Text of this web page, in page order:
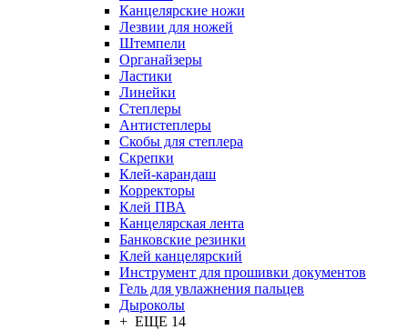
Канцелярские ножи
Лезвии для ножей
Штемпели
Органайзеры
Ластики
Линейки
Степлеры
Антистеплеры
Скобы для степлера
Скрепки
Клей-карандаш
Корректоры
Клей ПВА
Канцелярская лента
Банковские резинки
Клей канцелярский
Инструмент для прошивки документов
Гель для увлажнения пальцев
Дыроколы
+ ЕЩЕ 14